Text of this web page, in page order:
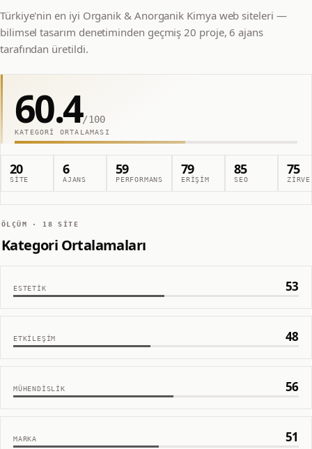
Türkiye'nin en iyi Organik & Anorganik Kimya web siteleri —
bilimsel tasarım denetiminden geçmiş 20 proje, 6 ajans
tarafından üretildi.
60.4/100
KATEGORI ORTALAMASI
20
SITE
6
AJANS
59
PERFORMANS
79
ERIŞIM
85
SEO
75
ZIRVE
ÖLÇÜM · 18 SITE
Kategori Ortalamaları
ESTETIK 53
ETKILEŞIM 48
MÜHENDISLIK 56
MARKA 51